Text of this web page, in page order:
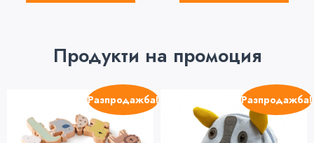
Продукти на промоция
Разпродажба! Разпродажба!